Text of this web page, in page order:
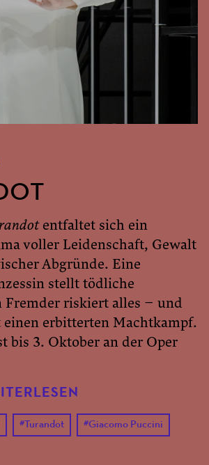
entfaltet sich ein
voller Leidenschaft, Gewalt
Abgründe. Eine
stellt tödliche
Fremder riskiert alles – und
erbitterten Machtkampf.
bis 3. Oktober an der Oper
# Turandot #Giacomo Puccini